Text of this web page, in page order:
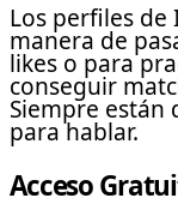
Los perfiles de
manera de
likes o para
conseguir
Siempre están
para hablar.
Acceso